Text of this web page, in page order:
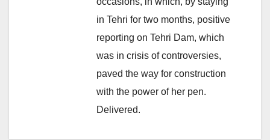
in Tehri for two months, positive
reporting on Tehri Dam, which
was in crisis of controversies,
paved the way for construction
with the power of her pen.
Delivered.